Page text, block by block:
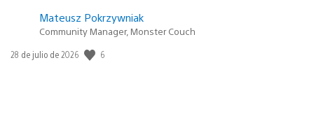
Mateusz Pokrzywniak
Community Manager, Monster Couch
Fecha
28 de julio de 2026 6